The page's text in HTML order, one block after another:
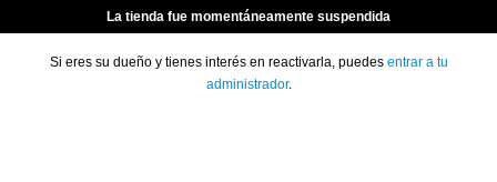
La tienda fue momentáneamente suspendida
Si eres su dueño y tienes interés en reactivarla, puedes entrar a tu
administrador.